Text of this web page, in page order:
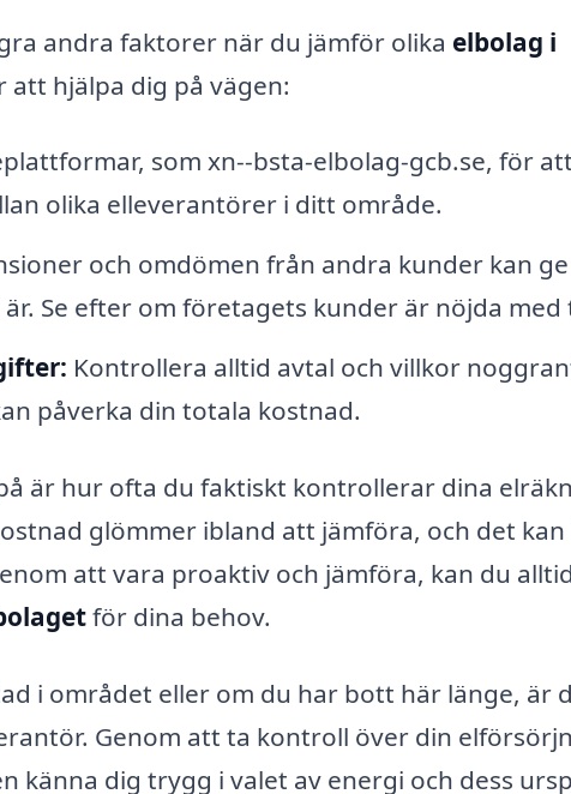
andra faktorer när du jämför olika elbolag i
att hjälpa dig på vägen:
som xn--bsta-elbolag-gcb.se, för
olika elleverantörer i ditt område.
och omdömen från andra kunder kan
Se efter om företagets kunder är nöjda med
Kontrollera alltid avtal och villkor
påverka din totala kostnad.
är hur ofta du faktiskt kontrollerar dina
glömmer ibland att jämföra, och det
att vara proaktiv och jämföra, kan du
för dina behov.
i området eller om du har bott här länge, är
Genom att ta kontroll över din
känna dig trygg i valet av energi och dess